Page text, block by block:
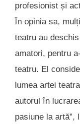
profesionist și
În opinia sa,
teatru au
amatori, pentru
teatru. El
lumea artei
autorul în
pasiune la artă”,